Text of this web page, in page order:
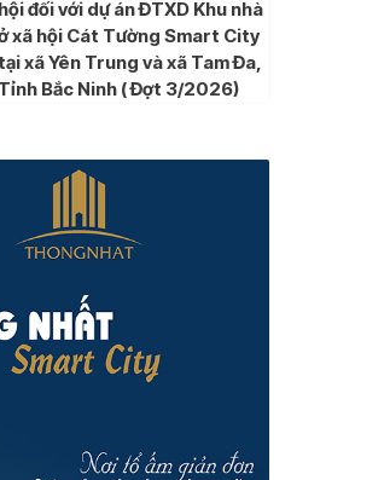
hội đối với dự án ĐTXD Khu nhà
xã hội Cát Tường Smart City
xã Yên Trung và xã Tam Đa,
Tỉnh Bắc Ninh ( Đợt 3/2026)